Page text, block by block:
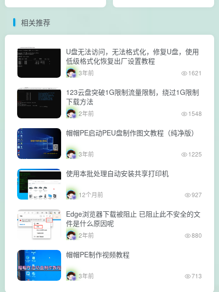
相关推荐
U盘无法访问，无法格式化，修复U盘，使用
低级格式化恢复出厂设置教程
3年前 1621
123云盘突破1G限制流量限制，绕过1G限制
下载方法
2年前 1548
帽帽PE启动PEU盘制作图文教程（纯净版）
3年前 1225
使用本批处理自动安装共享打印机
12个月前 927
Edge浏览器下载被阻止 已阻止此不安全的文
件是什么原因呢
2年前 880
帽帽PE制作视频教程
3年前 713